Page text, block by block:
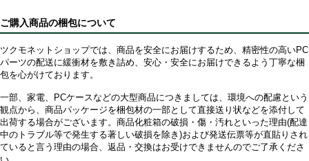
ご購入商品の梱包について
ツクモネットショップでは、商品を安全にお届けするため、精密性の高いPC
パーツの配送に緩衝材を敷き詰め、安心・安全にお届けできるよう丁寧な梱
包を心がけております。
一部、家電、PCケースなどの大型商品につきましては、環境への配慮という
観点から、商品パッケージを梱包材の一部として直接送り状などを添付して
出荷する場合がございます。商品化粧箱の破損・傷・汚れといった理由(配達
中のトラブル等で発生する著しい破損を除き)および発送伝票等が直貼りされ
ていると言う理由の場合、返品・交換はお受けできませんのでご了承くださ